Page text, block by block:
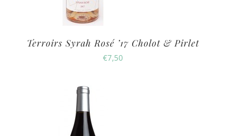
Terroirs Syrah Rosé ’17 Cholot & Pirlet
€7,50